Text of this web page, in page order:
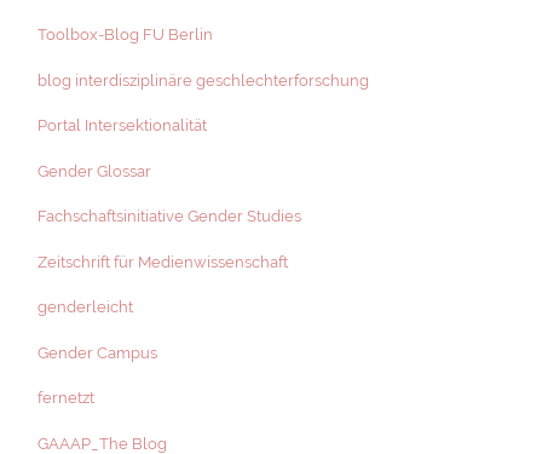
Toolbox-Blog FU Berlin
blog interdisziplinäre geschlechterforschung
Portal Intersektionalität
Gender Glossar
Fachschaftsinitiative Gender Studies
Zeitschrift für Medienwissenschaft
genderleicht
Gender Campus
fernetzt
GAAAP_The Blog